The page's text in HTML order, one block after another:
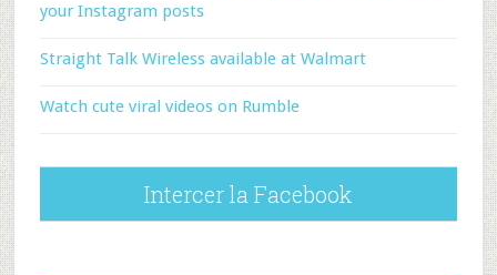
your Instagram posts
Straight Talk Wireless available at Walmart
Watch cute viral videos on Rumble
Intercer la Facebook